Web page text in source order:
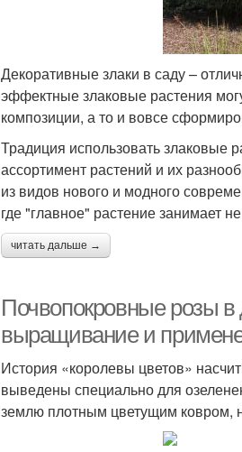
Декоративные злаки в саду –
эффектные злаковые растения
композиции, а то и вовсе
Традиция использовать злаковые
ассортимент растений и их
из видов нового и модного
где "главное" растение занимает
читать дальше →
Почвопокровные розы в
выращивание и
История «королевы цветов»
выведены специально для
землю плотным цветущим ковром,